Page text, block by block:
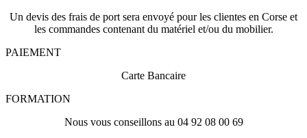
Un devis des frais de port sera envoyé pour les clientes en Corse et
les commandes contenant du matériel et/ou du mobilier.
PAIEMENT
Carte Bancaire
FORMATION
Nous vous conseillons au 04 92 08 00 69